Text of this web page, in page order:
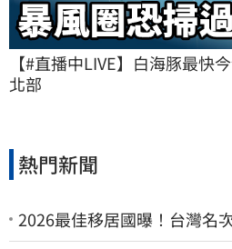
【#直播中LIVE】白海豚最快
北部
熱門新聞
2026最佳移居國曝！台灣名